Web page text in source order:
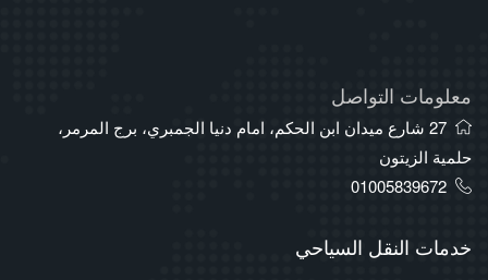
معلومات التواصل
27 شارع ميدان ابن الحكم، امام دنيا الجمبري، برج المرمر،
حلمية الزيتون
01005839672
خدمات النقل السياحي